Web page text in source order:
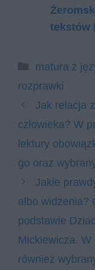
tekstów
Kategorie
matura z
rozprawki
Jak relacja
człowieka? W
lek­tu­ry
go oraz
Jakie
albo widzenia?
podstawie
Mickiewicza.
również